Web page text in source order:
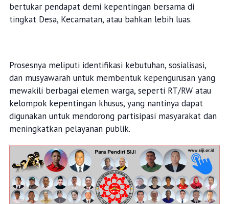
bertukar pendapat demi kepentingan bersama di
tingkat Desa, Kecamatan, atau bahkan lebih luas.
Prosesnya meliputi identifikasi kebutuhan, sosialisasi,
dan musyawarah untuk membentuk kepengurusan yang
mewakili berbagai elemen warga, seperti RT/RW atau
kelompok kepentingan khusus, yang nantinya dapat
digunakan untuk mendorong partisipasi masyarakat dan
meningkatkan pelayanan publik.